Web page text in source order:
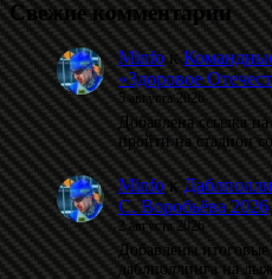
Свежие комментарии
Minfoк
«Здоровое
5 августа 2026
Добавлена ссылка
пройти на стадион
Minfoк
С. Воробьёва 2026
2 августа 2026
Добавлены итоговые
даблполлинга на